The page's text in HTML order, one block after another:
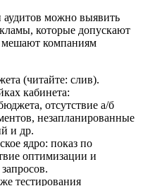
можно выявить
которые допускают
мешают компаниям
(читайте: слив).
кабинета:
отсутствие а/б
незапланированные
и др.
ядро: показ по
оптимизации и
тестирования